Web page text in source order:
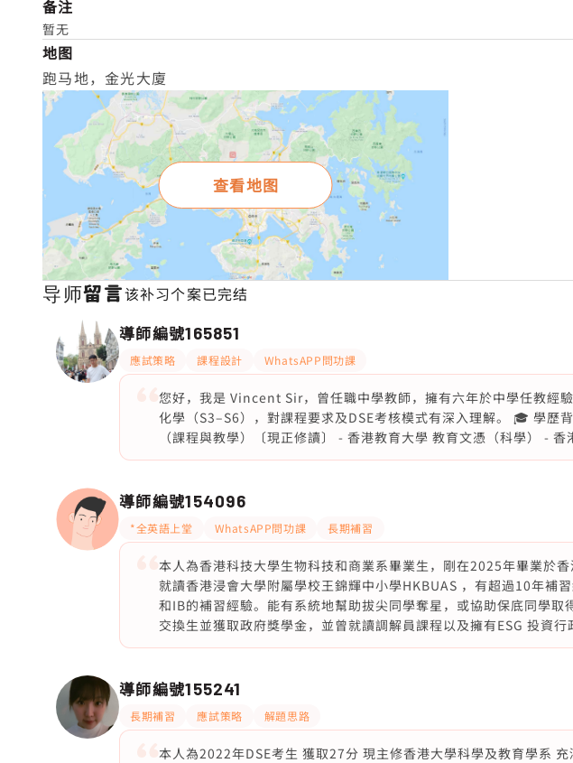
备注
暂无
地图
跑马地，金光大廈
查看地图
导师留言该补习个案已完结
導師編號165851
應試策略 課程設計 WhatsAPP問功課
您好，我是 Vincent Sir，曾任職中學教師，擁有六年於中學任教經
化學（S3–S6），對課程要求及DSE考核模式有深入理解。 🎓 學歷
（課程與教學）〔現正修讀〕 - 香港教育大學 教育文憑（科學） -
導師編號154096
*全英語上堂 WhatsAPP問功課 長期補習
本人為香港科技大學生物科技和商業系畢業生，剛在2025年畢業於
就讀香港浸會大學附屬學校王錦輝中小學HKBUAS ，有超過10年補
和IB的補習經驗。能有系統地幫助拔尖同學奪星，或協助保底同學取
交換生並獲取政府獎學金，並曾就讀調解員課程以及擁有ESG 投資行
導師編號155241
長期補習 應試策略 解題思路
本人為2022年DSE考生 獲取27分 現主修香港大學科學及教育學系